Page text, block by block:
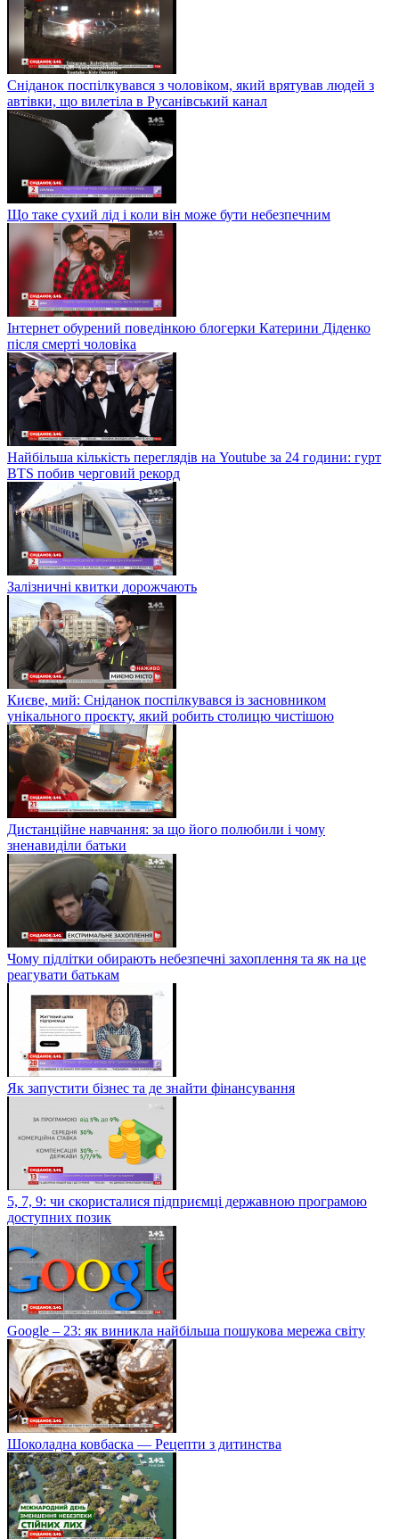
Сніданок поспілкувався з чоловіком, який врятував людей з
автівки, що вилетіла в Русанівський канал
Що таке сухий лід і коли він може бути небезпечним
Інтернет обурений поведінкою блогерки Катерини Діденко
після смерті чоловіка
Найбільша кількість переглядів на Youtube за 24 години: гурт
BTS побив черговий рекорд
Залізничні квитки дорожчають
Києве, мий: Сніданок поспілкувався із засновником
унікального проєкту, який робить столицю чистішою
Дистанційне навчання: за що його полюбили і чому
зненавиділи батьки
Чому підлітки обирають небезпечні захоплення та як на це
реагувати батькам
Як запустити бізнес та де знайти фінансування
5, 7, 9: чи скористалися підприємці державною програмою
доступних позик
Google – 23: як виникла найбільша пошукова мережа світу
Шоколадна ковбаска — Рецепти з дитинства